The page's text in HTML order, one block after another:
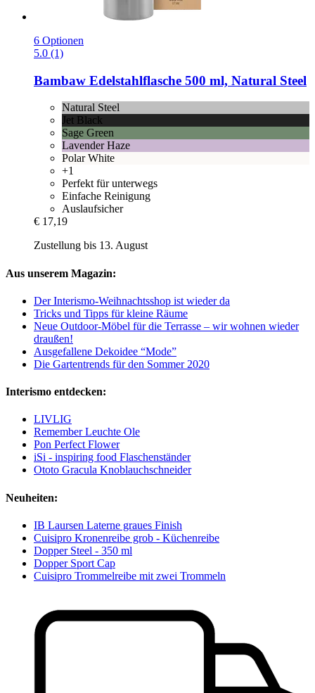
6 Optionen
5.0 (1)
Bambaw Edelstahlflasche 500 ml, Natural Steel
Natural Steel
Jet Black
Sage Green
Lavender Haze
Polar White
+1
Perfekt für unterwegs
Einfache Reinigung
Auslaufsicher
€ 17,19
Zustellung bis 13. August
Aus unserem Magazin:
Der Interismo-Weihnachtsshop ist wieder da
Tricks und Tipps für kleine Räume
Neue Outdoor-Möbel für die Terrasse – wir wohnen wieder
draußen!
Ausgefallene Dekoidee “Mode”
Die Gartentrends für den Sommer 2020
Interismo entdecken:
LIVLIG
Remember Leuchte Ole
Pon Perfect Flower
iSi - inspiring food Flaschenständer
Ototo Gracula Knoblauchschneider
Neuheiten:
IB Laursen Laterne graues Finish
Cuisipro Kronenreibe grob - Küchenreibe
Dopper Steel - 350 ml
Dopper Sport Cap
Cuisipro Trommelreibe mit zwei Trommeln